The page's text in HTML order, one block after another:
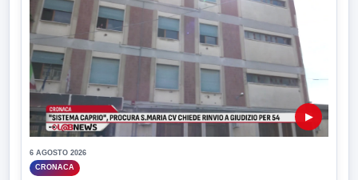
▶
6 AGOSTO 2026
CRONACA